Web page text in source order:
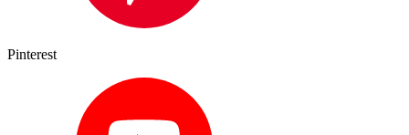
Pinterest